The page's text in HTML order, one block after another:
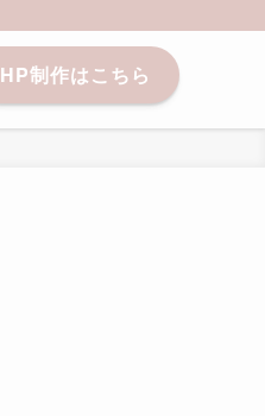
HP制作はこちら